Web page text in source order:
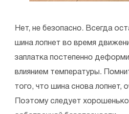
Нет, не безопасно. Всегда
шина лопнет во время
заплатка постепенно
влиянием температуры.
того, что шина снова лопнет,
Поэтому следует